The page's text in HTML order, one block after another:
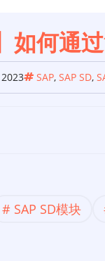
如何通
SAP, SAP SD,
SAP SD模块